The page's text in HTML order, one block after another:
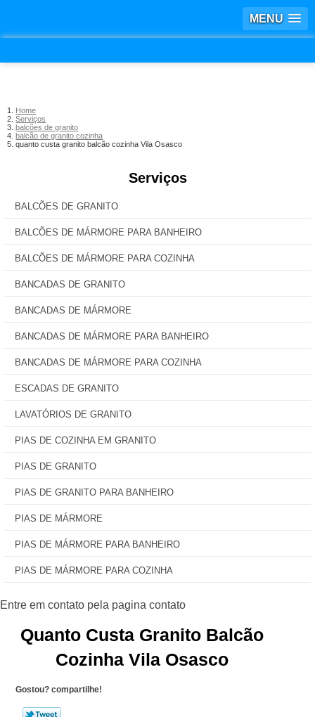
MENU
Home
Serviços
balcões de granito
balcão de granito cozinha
quanto custa granito balcão cozinha Vila Osasco
Serviços
BALCÕES DE GRANITO
BALCÕES DE MÁRMORE PARA BANHEIRO
BALCÕES DE MÁRMORE PARA COZINHA
BANCADAS DE GRANITO
BANCADAS DE MÁRMORE
BANCADAS DE MÁRMORE PARA BANHEIRO
BANCADAS DE MÁRMORE PARA COZINHA
ESCADAS DE GRANITO
LAVATÓRIOS DE GRANITO
PIAS DE COZINHA EM GRANITO
PIAS DE GRANITO
PIAS DE GRANITO PARA BANHEIRO
PIAS DE MÁRMORE
PIAS DE MÁRMORE PARA BANHEIRO
PIAS DE MÁRMORE PARA COZINHA
Quanto Custa Granito Balcão
Cozinha Vila Osasco
Gostou? compartilhe!